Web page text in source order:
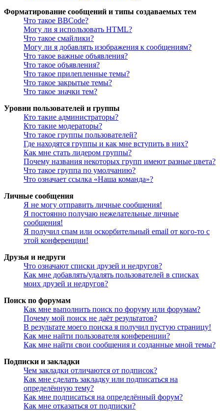
Форматирование сообщений и типы создаваемых тем
Что такое BBCode?
Могу ли я использовать HTML?
Что такое смайлики?
Могу ли я добавлять изображения к сообщениям?
Что такое важные объявления?
Что такое объявления?
Что такое прилепленные темы?
Что такое закрытые темы?
Что такое значки тем?
Уровни пользователей и группы
Кто такие администраторы?
Кто такие модераторы?
Что такое группы пользователей?
Где находятся группы и как мне вступить в них?
Как мне стать лидером группы?
Почему названия некоторых групп имеют разные цвета?
Что такое группа по умолчанию?
Что означает ссылка «Наша команда»?
Личные сообщения
Я не могу отправить личные сообщения!
Я постоянно получаю нежелательные личные
сообщения!
Я получил спам или оскорбительный email от кого-то с
этой конференции!
Друзья и недруги
Что означают списки друзей и недругов?
Как мне добавлять/удалять пользователей в списках
моих друзей и недругов?
Поиск по форумам
Как мне выполнить поиск по форуму или форумам?
Почему мой поиск не даёт результатов?
В результате моего поиска я получил пустую страницу!
Как мне найти пользователя конференции?
Как мне найти свои сообщения и созданные мной темы?
Подписки и закладки
Чем закладки отличаются от подписок?
Как мне сделать закладку или подписаться на
определённую тему?
Как мне подписаться на определённый форум?
Как мне отказаться от подписки?